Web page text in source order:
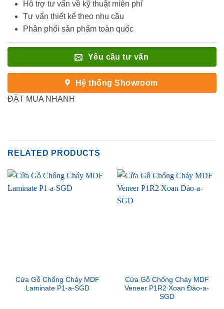
Hỗ trợ tư vấn về kỹ thuật miễn phí
Tư vấn thiết kế theo nhu cầu
Phân phối sản phẩm toàn quốc
Yêu cầu tư vấn
Hệ thống Showroom
ĐẶT MUA NHANH
RELATED PRODUCTS
Cửa Gỗ Chống Cháy MDF
Laminate P1-a-SGD
Cửa Gỗ Chống Cháy MDF
Veneer P1R2 Xoan Đào-a-
SGD